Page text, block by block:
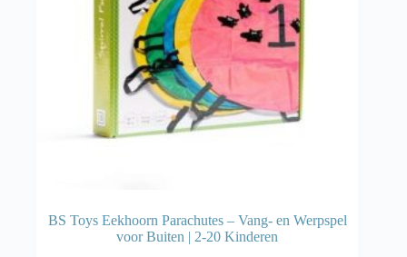
BS Toys Eekhoorn Parachutes – Vang- en Werpspel
voor Buiten | 2-20 Kinderen